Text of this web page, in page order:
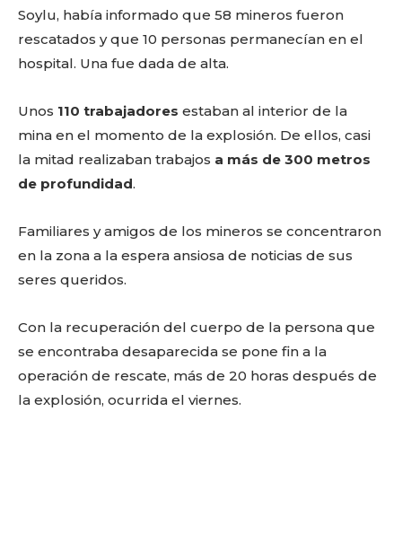
Soylu, había informado que 58 mineros fueron
rescatados y que 10 personas permanecían en el
hospital. Una fue dada de alta.
Unos 110 trabajadores estaban al interior de la
mina en el momento de la explosión. De ellos, casi
la mitad realizaban trabajos a más de 300 metros
de profundidad.
Familiares y amigos de los mineros se concentraron
en la zona a la espera ansiosa de noticias de sus
seres queridos.
Con la recuperación del cuerpo de la persona que
se encontraba desaparecida se pone fin a la
operación de rescate, más de 20 horas después de
la explosión, ocurrida el viernes.